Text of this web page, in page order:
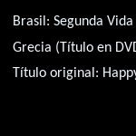
Brasil:Segunda Vida
Grecia (Título en
Título original: